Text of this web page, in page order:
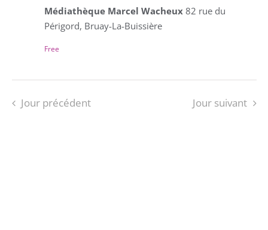
Médiathèque Marcel Wacheux 82 rue du
Périgord, Bruay-La-Buissière
Free
Jour précédent Jour suivant